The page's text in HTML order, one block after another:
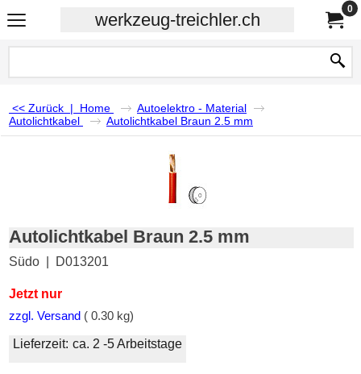
werkzeug-treichler.ch
0
<< Zurück | Home
Autoelektro - Material
Autolichtkabel
Autolichtkabel Braun 2.5 mm
Autolichtkabel Braun 2.5 mm
Südo D013201
Jetzt nur
zzgl. Versand 0.30 kg
Lieferzeit: ca. 2 -5 Arbeitstage